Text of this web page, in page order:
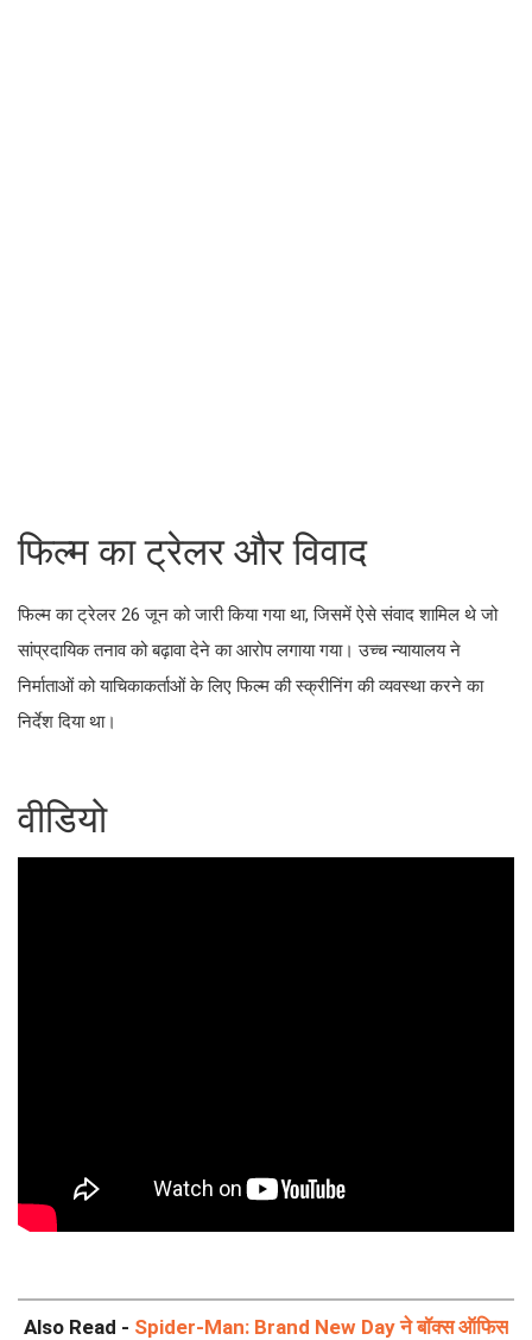
फिल्म का ट्रेलर और विवाद
फिल्म का ट्रेलर 26 जून को जारी किया गया था, जिसमें ऐसे संवाद शामिल थे जो
सांप्रदायिक तनाव को बढ़ावा देने का आरोप लगाया गया। उच्च न्यायालय ने
निर्माताओं को याचिकाकर्ताओं के लिए फिल्म की स्क्रीनिंग की व्यवस्था करने का
निर्देश दिया था।
वीडियो
Also Read - Spider-Man: Brand New Day ने बॉक्स ऑफिस